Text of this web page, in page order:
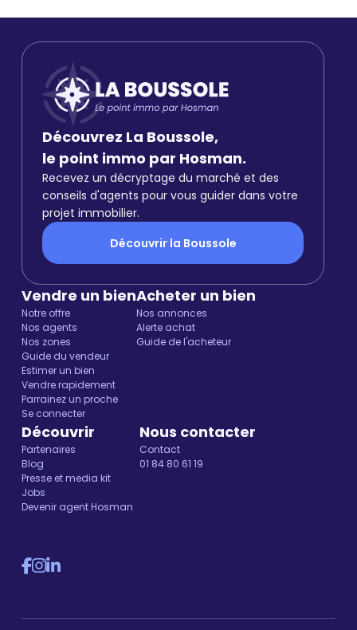
Découvrez La Boussole,
le point immo par Hosman.
Recevez un décryptage du marché et des
conseils d'agents pour vous guider dans votre
projet immobilier.
Découvrir la Boussole
Vendre un bien
Notre offre
Nos agents
Nos zones
Guide du vendeur
Estimer un bien
Vendre rapidement
Parrainez un proche
Se connecter
Acheter un bien
Nos annonces
Alerte achat
Guide de l'acheteur
Découvrir
Partenaires
Blog
Presse et media kit
Jobs
Devenir agent Hosman
Nous contacter
Contact
01 84 80 61 19